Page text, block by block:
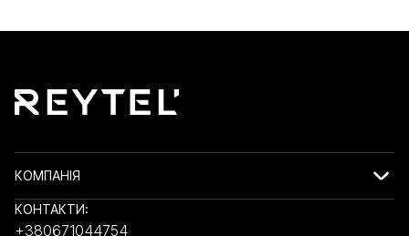
КОМПАНІЯ
КОНТАКТИ:
+380671044754